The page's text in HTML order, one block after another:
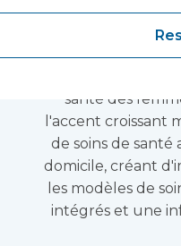
soins
santé des
l'accent croissant
de soins de
domicile, créant
les modèles de
intégrés et une